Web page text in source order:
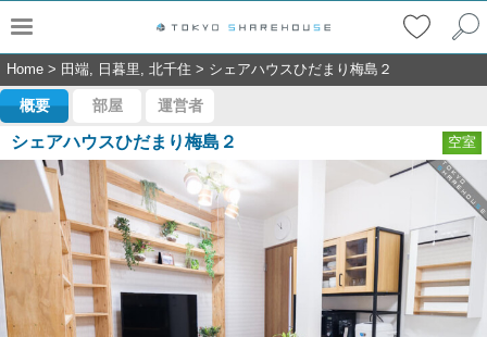
Home > 田端, 日暮里, 北千住 > シェアハウスひだまり梅島２
概要 部屋 運営者
シェアハウスひだまり梅島２ 空室